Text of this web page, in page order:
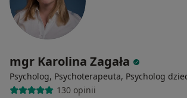
mgr Karolina Zagała
Psycholog, Psychoterapeuta, Psycholog
130 opinii